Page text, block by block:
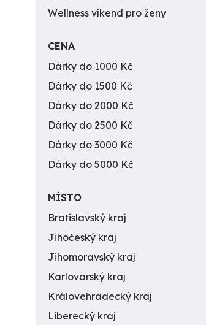
Wellness víkend pro ženy
CENA
Dárky do 1000 Kč
Dárky do 1500 Kč
Dárky do 2000 Kč
Dárky do 2500 Kč
Dárky do 3000 Kč
Dárky do 5000 Kč
MÍSTO
Bratislavský kraj
Jihočeský kraj
Jihomoravský kraj
Karlovarský kraj
Královehradecký kraj
Liberecký kraj